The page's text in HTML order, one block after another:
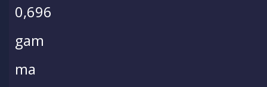
0,696
gam
ma